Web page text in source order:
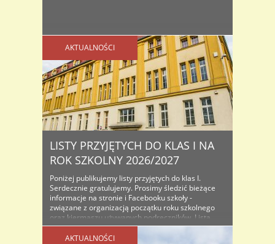
AKTUALNOŚCI
LISTY PRZYJĘTYCH DO KLAS I NA
ROK SZKOLNY 2026/2027
Poniżej publikujemy listy przyjętych do klas I.
Serdecznie gratulujemy. Prosimy śledzić bieżące
informacje na stronie i Facebooku szkoły -
związane z organizacją początku roku szkolnego
oraz kiermaszu używanych podręczników. Lista
osób przyjętych do klas I na rok szkolny...
AKTUALNOŚCI